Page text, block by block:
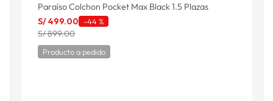
Paraíso Colchon Pocket Max Black 1.5 Plazas
S/499.00 -44 %
S/ 899.00
Producto a pedido